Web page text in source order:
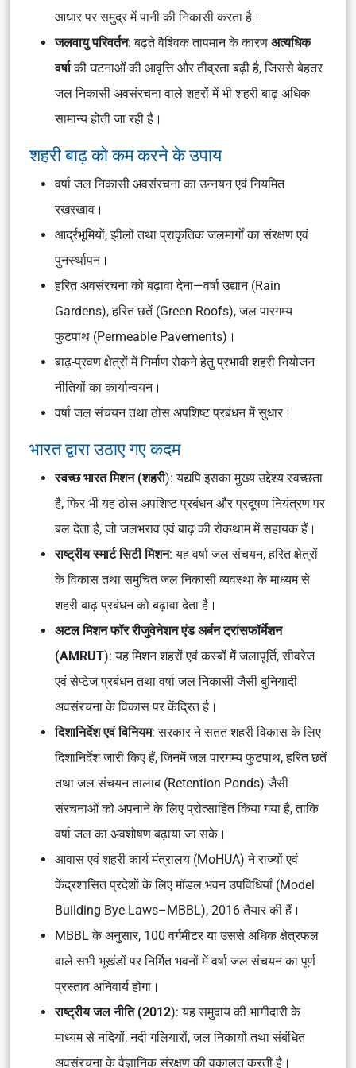
आधार पर समुद्र में पानी की निकासी करता है।
जलवायु परिवर्तन: बढ़ते वैश्विक तापमान के कारण अत्यधिक
वर्षाकी घटनाओं की आवृत्ति और तीव्रता बढ़ी है, जिससे बेहतर
जल निकासी अवसंरचना वाले शहरों में भी शहरी बाढ़ अधिक
सामान्य होती जा रही है।
शहरी बाढ़ को कम करने के उपाय
वर्षा जल निकासी अवसंरचना का उन्नयन एवं नियमित
रखरखाव।
आर्द्रभूमियों, झीलों तथा प्राकृतिक जलमार्गों का संरक्षण एवं
पुनर्स्थापन।
हरित अवसंरचना को बढ़ावा देना—वर्षा उद्यान (Rain
Gardens), हरित छतें (Green Roofs), जल पारगम्य
फुटपाथ (Permeable Pavements)।
बाढ़-प्रवण क्षेत्रों में निर्माण रोकने हेतु प्रभावी शहरी नियोजन
नीतियों का कार्यान्वयन।
वर्षा जल संचयन तथा ठोस अपशिष्ट प्रबंधन में सुधार।
भारत द्वारा उठाए गए कदम
स्वच्छ भारत मिशन (शहरी): यद्यपि इसका मुख्य उद्देश्य स्वच्छता
है, फिर भी यह ठोस अपशिष्ट प्रबंधन और प्रदूषण नियंत्रण पर
बल देता है, जो जलभराव एवं बाढ़ की रोकथाम में सहायक हैं।
राष्ट्रीय स्मार्ट सिटी मिशन: यह वर्षा जल संचयन, हरित क्षेत्रों
के विकास तथा समुचित जल निकासी व्यवस्था के माध्यम से
शहरी बाढ़ प्रबंधन को बढ़ावा देता है।
अटल मिशन फॉर रीजुवेनेशन एंड अर्बन ट्रांसफॉर्मेशन
(AMRUT): यह मिशन शहरों एवं कस्बों में जलापूर्ति, सीवरेज
एवं सेप्टेज प्रबंधन तथा वर्षा जल निकासी जैसी बुनियादी
अवसंरचना के विकास पर केंद्रित है।
दिशानिर्देश एवं विनियम: सरकार ने सतत शहरी विकास के लिए
दिशानिर्देश जारी किए हैं, जिनमें जल पारगम्य फुटपाथ, हरित छतें
तथा जल संचयन तालाब (Retention Ponds) जैसी
संरचनाओं को अपनाने के लिए प्रोत्साहित किया गया है, ताकि
वर्षा जल का अवशोषण बढ़ाया जा सके।
आवास एवं शहरी कार्य मंत्रालय (MoHUA) ने राज्यों एवं
केंद्रशासित प्रदेशों के लिए मॉडल भवन उपविधियाँ (Model
Building Bye Laws–MBBL), 2016 तैयार की हैं।
MBBL के अनुसार, 100 वर्गमीटर या उससे अधिक क्षेत्रफल
वाले सभी भूखंडों पर निर्मित भवनों में वर्षा जल संचयन का पूर्ण
प्रस्ताव अनिवार्य होगा।
राष्ट्रीय जल नीति (2012): यह समुदाय की भागीदारी के
माध्यम से नदियों, नदी गलियारों, जल निकायों तथा संबंधित
अवसंरचना के वैज्ञानिक संरक्षण की वकालत करती है।